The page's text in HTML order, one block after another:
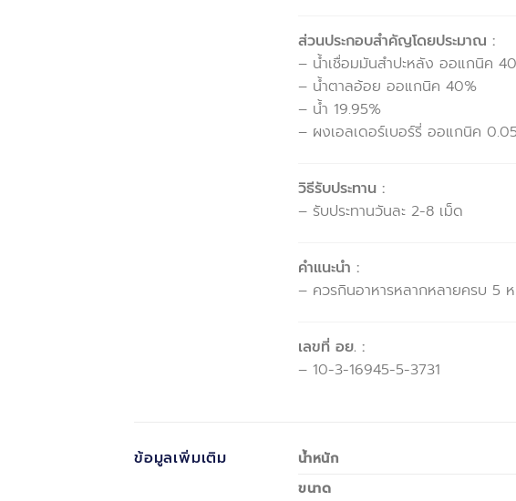
ส่วนประกอบสำคัญโดยประมาณ :
– น้ำเชื่อมมันสำปะหลัง ออแกนิค
– น้ำตาลอ้อย ออแกนิค 40%
– น้ำ 19.95%
– ผงเอลเดอร์เบอร์รี่ ออแกนิค
วิธีรับประทาน :
– รับประทานวันละ 2-8 เม็ด
คำแนะนำ :
– ควรกินอาหารหลากหลายครบ 5 ห
เลขที่ อย. :
– 10-3-16945-5-3731
ข้อมูลเพิ่มเติม น้ำหนัก
ขนาด